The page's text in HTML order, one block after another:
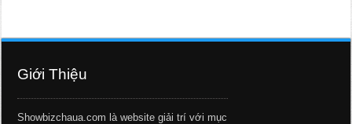
Giới Thiệu
Showbizchaua.com là website giải trí với mục